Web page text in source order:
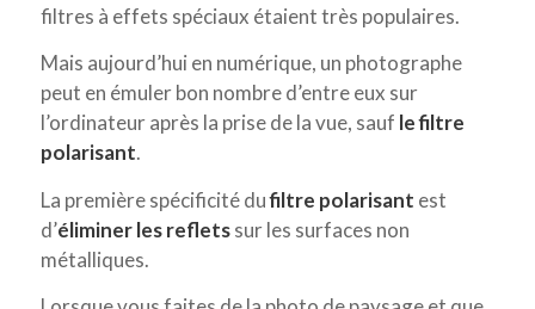
filtres à effets spéciaux étaient très populaires.
Mais aujourd’hui en numérique, un photographe
peut en émuler bon nombre d’entre eux sur
l’ordinateur après la prise de la vue, sauf le filtre
polarisant.
La première spécificité dufiltre polarisant est
d’éliminer les refletssur les surfaces non
métalliques.